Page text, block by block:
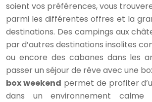
soient vos préférences, vous
parmi les différentes offres et la
destinations. Des campings aux
par d’autres destinations insolites
ou encore des cabanes dans les
passer un séjour de rêve avec une
box weekend permet de profiter
dans un environnement calme